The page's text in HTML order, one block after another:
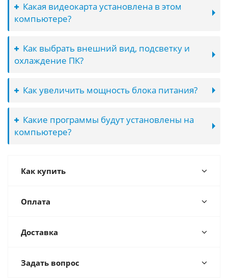
Какая видеокарта установлена в этом
компьютере?
Как выбрать внешний вид, подсветку и
охлаждение ПК?
Как увеличить мощность блока питания?
Какие программы будут установлены на
компьютере?
Как купить
Оплата
Доставка
Задать вопрос